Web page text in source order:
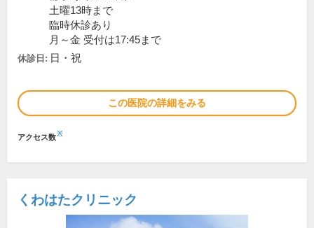
土曜13時まで
臨時休診あり
月～金 受付は17:45まで
休診日: 日・祝
この医院の詳細をみる
アクセス数※
くわはたクリニック